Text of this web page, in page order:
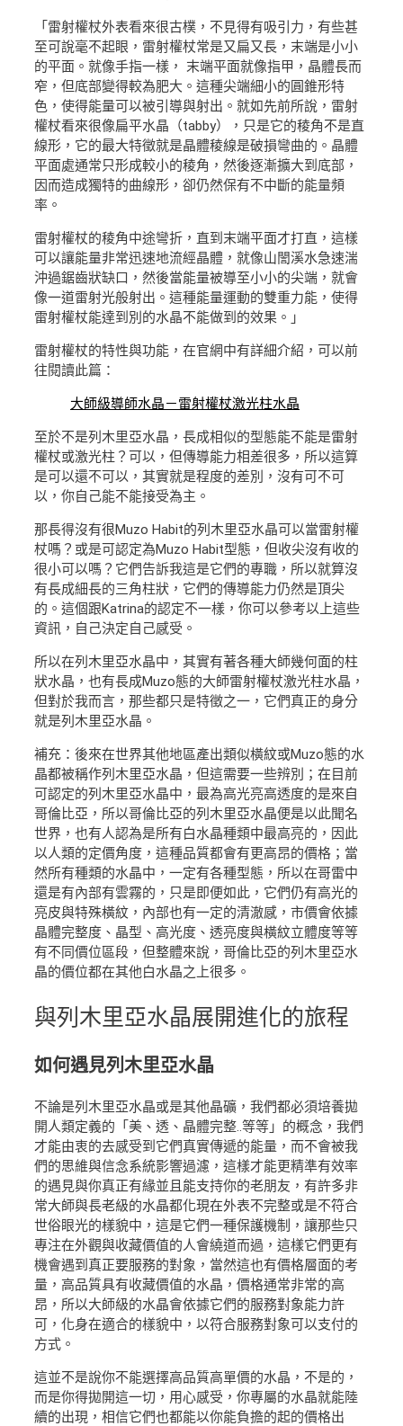
「雷射權杖外表看來很古樸，不見得有吸引力，有些甚
至可說毫不起眼，雷射權杖常是又扁又長，末端是小小
的平面。就像手指一樣， 末端平面就像指甲，晶體長而
窄，但底部變得較為肥大。這種尖端細小的圓錐形特
色，使得能量可以被引導與射出。就如先前所說，雷射
權杖看來很像扁平水晶（tabby），只是它的稜角不是直
線形，它的最大特徵就是晶體稜線是破損彎曲的。晶體
平面處通常只形成較小的稜角，然後逐漸擴大到底部，
因而造成獨特的曲線形，卻仍然保有不中斷的能量頻
率。
雷射權杖的稜角中途彎折，直到末端平面才打直，這樣
可以讓能量非常迅速地流經晶體，就像山誾溪水急速湍
沖過鋸齒狀缺口，然後當能量被導至小小的尖端，就會
像一道雷射光般射出。這種能量運動的雙重力能，使得
雷射權杖能達到別的水晶不能做到的效果。」
雷射權杖的特性與功能，在官網中有詳細介紹，可以前
往閱讀此篇：
大師級導師水晶－雷射權杖激光柱水晶
至於不是列木里亞水晶，長成相似的型態能不能是雷射
權杖或激光柱？可以，但傳導能力相差很多，所以這算
是可以還不可以，其實就是程度的差別，沒有可不可
以，你自己能不能接受為主。
那長得沒有很Muzo Habit的列木里亞水晶可以當雷射權
杖嗎？或是可認定為Muzo Habit型態，但收尖沒有收的
很小可以嗎？它們告訴我這是它們的專職，所以就算沒
有長成細長的三角柱狀，它們的傳導能力仍然是頂尖
的。這個跟Katrina的認定不一樣，你可以參考以上這些
資訊，自己決定自己感受。
所以在列木里亞水晶中，其實有著各種大師幾何面的柱
狀水晶，也有長成Muzo態的大師雷射權杖激光柱水晶，
但對於我而言，那些都只是特徵之一，它們真正的身分
就是列木里亞水晶。
補充：後來在世界其他地區產出類似橫紋或Muzo態的水
晶都被稱作列木里亞水晶，但這需要一些辨別；在目前
可認定的列木里亞水晶中，最為高光亮高透度的是來自
哥倫比亞，所以哥倫比亞的列木里亞水晶便是以此聞名
世界，也有人認為是所有白水晶種類中最高亮的，因此
以人類的定價角度，這種品質都會有更高昂的價格；當
然所有種類的水晶中，一定有各種型態，所以在哥雷中
還是有內部有雲霧的，只是即便如此，它們仍有高光的
亮皮與特殊橫紋，內部也有一定的清澈感，市價會依據
晶體完整度、晶型、高光度、透亮度與橫紋立體度等等
有不同價位區段，但整體來說，哥倫比亞的列木里亞水
晶的價位都在其他白水晶之上很多。
與列木里亞水晶展開進化的旅程
如何遇見列木里亞水晶
不論是列木里亞水晶或是其他晶礦，我們都必須培養拋
開人類定義的「美、透、晶體完整..等等」的概念，我們
才能由衷的去感受到它們真實傳遞的能量，而不會被我
們的思維與信念系統影響過濾，這樣才能更精準有效率
的遇見與你真正有緣並且能支持你的老朋友，有許多非
常大師與長老級的水晶都化現在外表不完整或是不符合
世俗眼光的樣貌中，這是它們一種保護機制，讓那些只
專注在外觀與收藏價值的人會繞道而過，這樣它們更有
機會遇到真正要服務的對象，當然這也有價格層面的考
量，高品質具有收藏價值的水晶，價格通常非常的高
昂，所以大師級的水晶會依據它們的服務對象能力許
可，化身在適合的樣貌中，以符合服務對象可以支付的
方式。
這並不是說你不能選擇高品質高單價的水晶，不是的，
而是你得拋開這一切，用心感受，你專屬的水晶就能陸
續的出現，相信它們也都能以你能負擔的起的價格出